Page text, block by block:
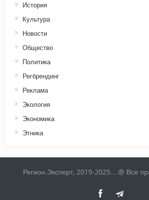
История
Культура
Новости
Общество
Политика
Регбрендинг
Реклама
Экология
Экономика
Этника
Регион.Эксперт, 2019-2025... @ Все